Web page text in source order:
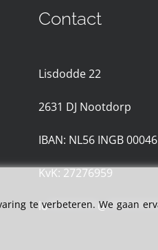
Contact
Lisdodde 22
2631 DJ Nootdorp
IBAN: NL56 INGB
KvK: 27276959
lo******** @
te verbeteren. We gaan